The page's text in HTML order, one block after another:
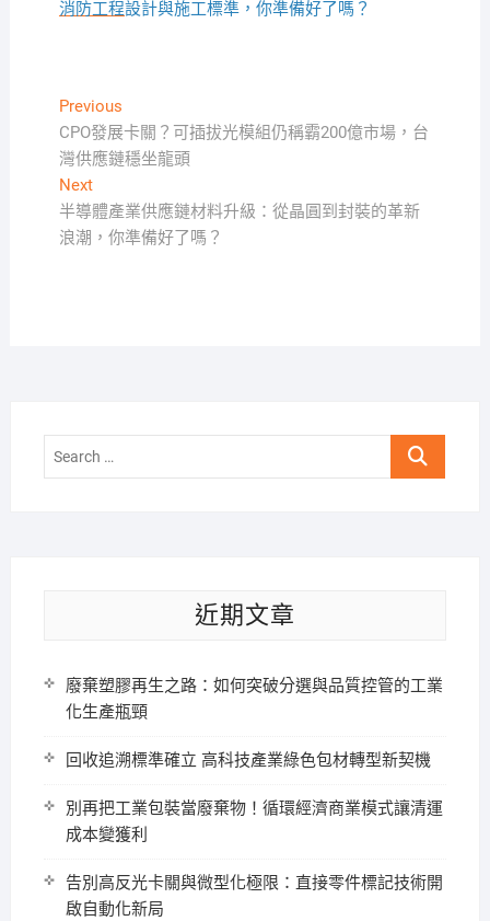
消防工程設計與施工標準，你準備好了嗎？
文
章
導
覽
PreviousPrevious
post:
CPO發展卡關？可插拔光模組仍稱霸200億市場，台
灣供應鏈穩坐龍頭
NextNext
post:
半導體產業供應鏈材料升級：從晶圓到封裝的革新
浪潮，你準備好了嗎？
Search
近期文章
廢棄塑膠再生之路：如何突破分選與品質控管的工業
化生產瓶頸
回收追溯標準確立 高科技產業綠色包材轉型新契機
別再把工業包裝當廢棄物！循環經濟商業模式讓清運
成本變獲利
告別高反光卡關與微型化極限：直接零件標記技術開
啟自動化新局